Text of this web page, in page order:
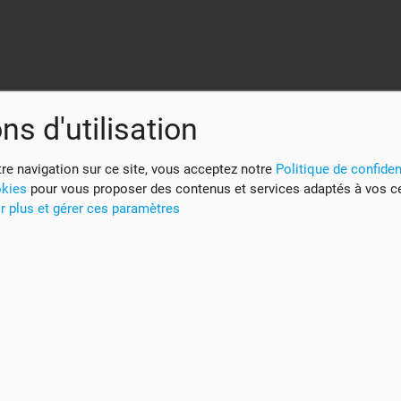
d'utilisation
navigation sur ce site, vous acceptez notre Politique de
pour vous proposer des contenus et services adaptés à vos
plus et gérer ces paramètres